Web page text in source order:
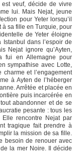
veuf, décide de vivre
lui. Mais Nejat, jeune
pour Yeter lorsqu’il
à sa fille en Turquie, pour
de Yeter éloigne
dans l’espoir de
Nejat ignore qu’Ayten,
fui en Allemagne pour
sympathise avec Lotte,
et l’engagement
à Ayten de l’héberger
Arrêtée et placée en
puis incarcérée en
abandonner et de se
pesante : tous les
Elle rencontre Nejat par
tragique fait prendre à
la mission de sa fille.
besoin de renouer avec
la mer Noire. Il décide